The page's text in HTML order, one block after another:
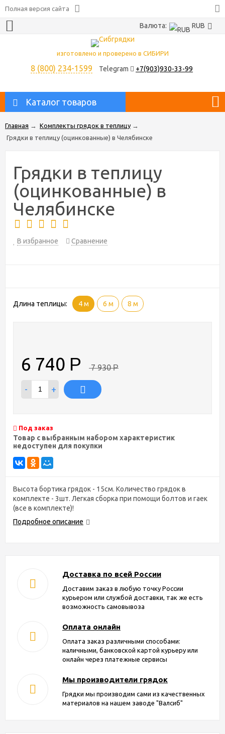
Полная версия сайта
Валюта: RUB
изготовлено и проверено в СИБИРИ
8 (800) 234-1599 Telegram +7(903)930-33-99
Каталог товаров
Главная → Комплекты грядок в теплицу →
Грядки в теплицу (оцинкованные) в Челябинске
Грядки в теплицу
(оцинкованные) в
Челябинске
В избранное Сравнение
Длина теплицы: 4 м 6 м 8 м
6 740 Р 7 930Р
- +
Под заказ
Товар с выбранным набором характеристик
недоступен для покупки
Высота бортика грядок - 15см. Количество грядок в
комплекте - 3шт. Легкая сборка при помощи болтов и гаек
(все в комплекте)!
Подробное описание
Доставка по всей России
Доставим заказ в любую точку России
курьером или службой доставки, так же есть
возможность самовывоза
Оплата онлайн
Оплата заказ различными способами:
наличными, банковской картой курьеру или
онлайн через платежные сервисы
Мы производители грядок
Грядки мы производим сами из качественных
материалов на нашем заводе "Валсиб"